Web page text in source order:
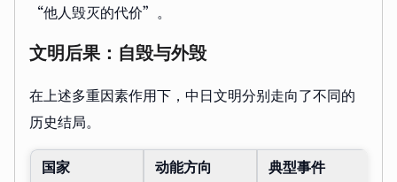
“他人毁灭的代价”。
文明后果：自毁与外毁
在上述多重因素作用下，中日文明分别走向了不同的
历史结局。
国家 动能方向 典型事件